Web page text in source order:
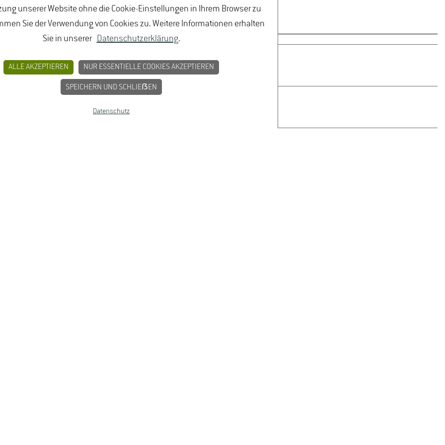
des Landes des Auslandsaufenthaltes)
Vorstand der Paul-Hoffmann-Stiftung in Abhängigkeit
Fördermitteln. Ein Rechtsanspruch auf Gewährung
University, Vorsitzender
Wübbena in Nepal vom Oktober 2023 bis Februar 2024
unserer Website ohne die Cookie-Einstellungen in Ihrem Browser zu
Sie der Verwendung von Cookies zu. Weitere Informationen erhalten
Sie in unserer Datenschutzerklärung.
ALLE AKZEPTIEREN NUR ESSENTIELLE COOKIES AKZEPTIEREN
SPEICHERN UND SCHLIEẞEN
Datenschutz